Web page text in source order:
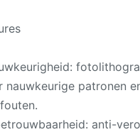
nauwkeurige patronen
anti-